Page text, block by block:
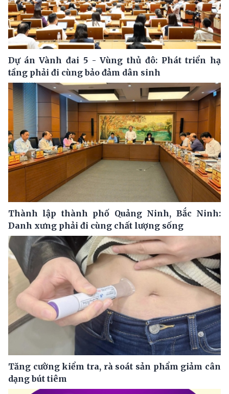
Dự án Vành đai 5 - Vùng thủ đô: Phát triển hạ
tầng phải đi cùng bảo đảm dân sinh
Thành lập thành phố Quảng Ninh, Bắc Ninh:
Danh xưng phải đi cùng chất lượng sống
Tăng cường kiểm tra, rà soát sản phẩm giảm cân
dạng bút tiêm